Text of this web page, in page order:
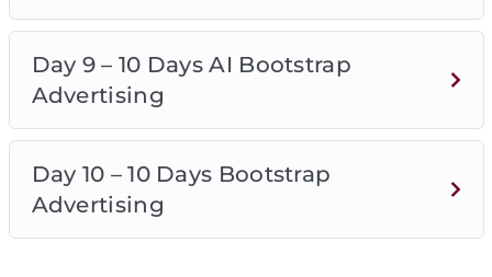
Day 9 – 10 Days AI Bootstrap
Advertising
Day 10 – 10 Days Bootstrap
Advertising